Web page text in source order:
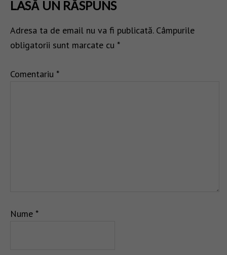
LASĂ UN RĂSPUNS
Adresa ta de email nu va fi publicată. Câmpurile
obligatorii sunt marcate cu *
Comentariu *
Nume *